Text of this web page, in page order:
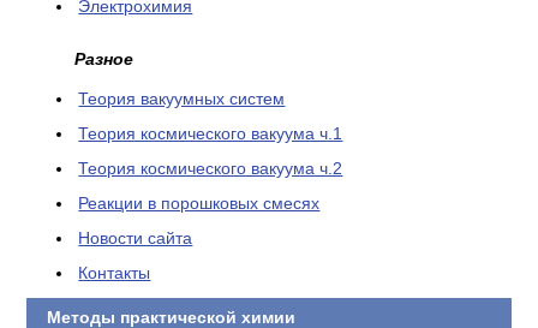
Электрохимия
Разное
Теория вакуумных систем
Теория космического вакуума ч.1
Теория космического вакуума ч.2
Реакции в порошковых смесях
Новости сайта
Контакты
Методы практической химии